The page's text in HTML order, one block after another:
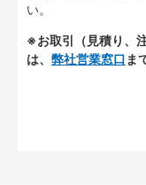
い。
※お取引（見積り、
は、 弊社営業窓口 ま